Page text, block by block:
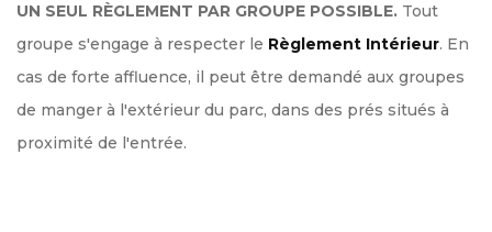
UN SEUL RÈGLEMENT PAR GROUPE POSSIBLE. Tout
groupe s'engage à respecter le Règlement Intérieur. En
cas de forte affluence, il peut être demandé aux groupes
de manger à l'extérieur du parc, dans des prés situés à
proximité de l'entrée.